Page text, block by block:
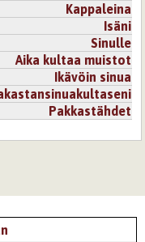
Kappaleina
Isäni
Sinulle
Aika kultaa muistot
Ikävöin sinua
Pakkastähdet